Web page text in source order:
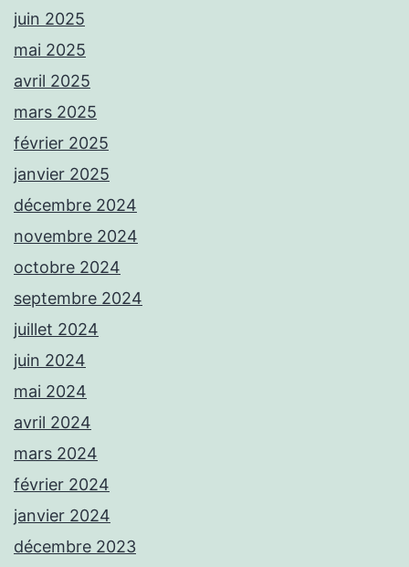
juin 2025
mai 2025
avril 2025
mars 2025
février 2025
janvier 2025
décembre 2024
novembre 2024
octobre 2024
septembre 2024
juillet 2024
juin 2024
mai 2024
avril 2024
mars 2024
février 2024
janvier 2024
décembre 2023